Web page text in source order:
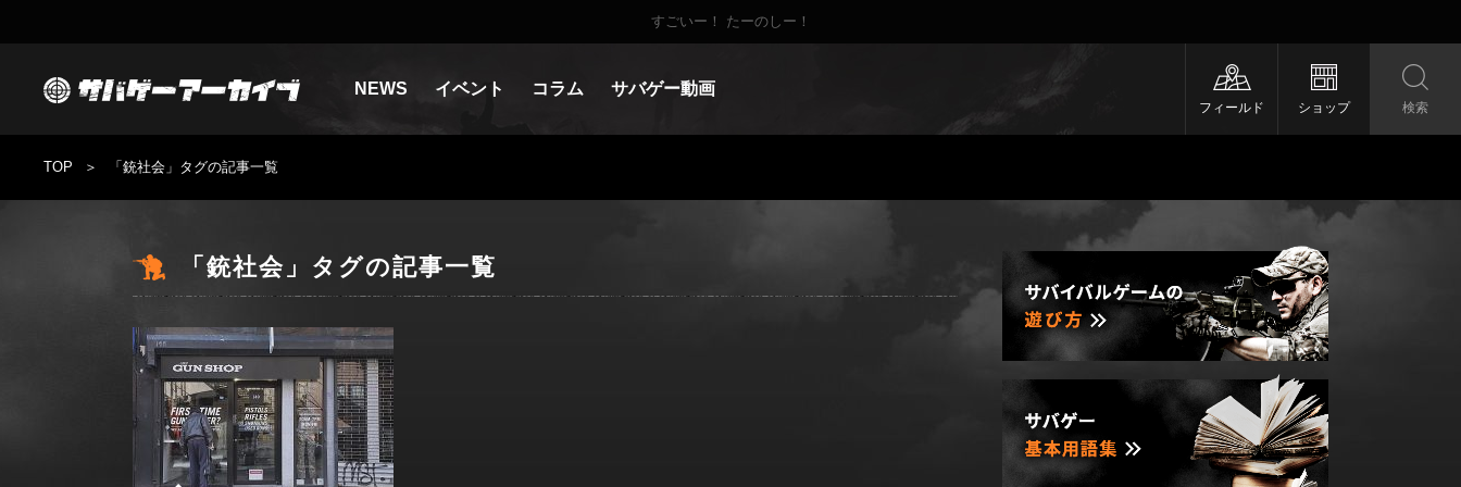
すごいー！ たーのしー！
NEWS イベント コラム サバゲー動画
フィールド ショップ 検索
TOP 「銃社会」タグの記事一覧
「銃社会」タグの記事一覧